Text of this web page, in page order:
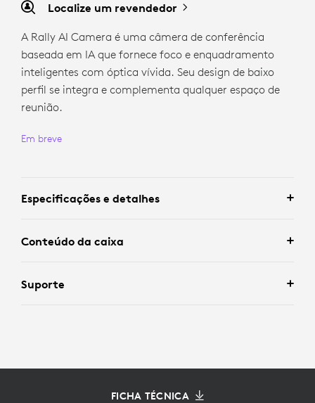
Localize um revendedor
A Rally AI Camera é uma câmera de conferência
baseada em IA que fornece foco e enquadramento
inteligentes com óptica vívida. Seu design de baixo
perfil se integra e complementa qualquer espaço de
reunião.
Em breve
Especificações e detalhes
Conteúdo da caixa
Suporte
FICHA TÉCNICA